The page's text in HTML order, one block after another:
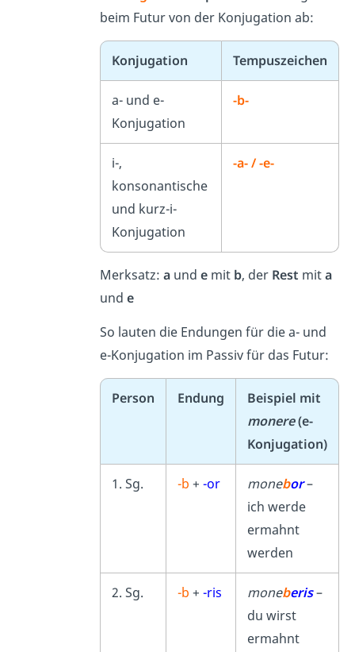
beim Futur von der Konjugation ab:
Konjugation Tempuszeichen
a- und e-
Konjugation
-b-
i-,
konsonantische
und kurz-i-
Konjugation
-a- / -e-
Merksatz: aund emit b, der Rest mita
und e
So lauten die Endungen für die a- und
e-Konjugation im Passiv für das Futur:
Person Endung
Beispiel mit
monere(e-
Konjugation)
1. Sg. -b + -or monebor–
ich werde
ermahnt
werden
2. Sg. -b + -ris moneberis–
du wirst
ermahnt